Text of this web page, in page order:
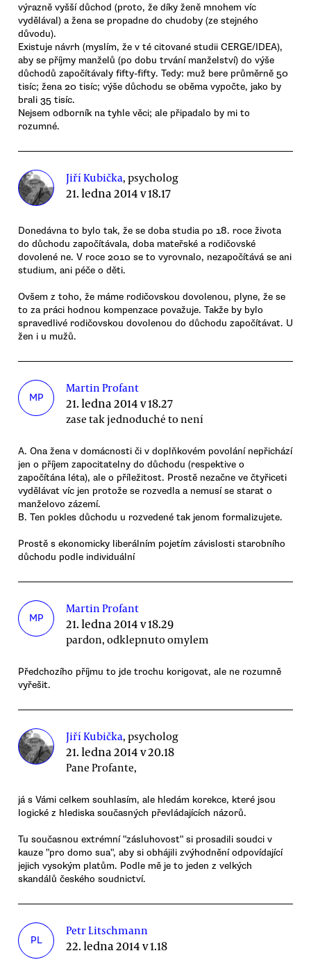
výrazně vyšší důchod (proto, že díky ženě mnohem víc
vydělával) a žena se propadne do chudoby (ze stejného
důvodu).
Existuje návrh (myslím, že v té citované studii CERGE/IDEA),
aby se příjmy manželů (po dobu trvání manželství) do výše
důchodů započítávaly fifty-fifty. Tedy: muž bere průměrně 50
tisíc; žena 20 tisíc; výše důchodu se oběma vypočte, jako by
brali 35 tisíc.
Nejsem odborník na tyhle věci; ale připadalo by mi to
rozumné.
Jiří Kubička, psycholog
21. ledna 2014 v 18.17
Donedávna to bylo tak, že se doba studia po 18. roce života
do důchodu započítávala, doba mateřské a rodičovské
dovolené ne. V roce 2010 se to vyrovnalo, nezapočítává se ani
studium, ani péče o děti.
Ovšem z toho, že máme rodičovskou dovolenou, plyne, že se
to za práci hodnou kompenzace považuje. Takže by bylo
spravedlivé rodičovskou dovolenou do důchodu započítávat. U
žen i u mužů.
MP
Martin Profant
21. ledna 2014 v 18.27
zase tak jednoduché to není
A. Ona žena v domácnosti či v doplňkovém povolání nepřichází
jen o příjem zapocitatelny do důchodu (respektive o
započítána léta), ale o příležitost. Prostě nezačne ve čtyřiceti
vydělávat víc jen protože se rozvedla a nemusí se starat o
manželovo zázemí.
B. Ten pokles důchodu u rozvedené tak jenom formalizujete.
Prostě s ekonomicky liberálním pojetím závislosti starobního
důchodu podle individuální
MP
Martin Profant
21. ledna 2014 v 18.29
pardon, odklepnuto omylem
Předchozího příjmu to jde trochu korigovat, ale ne rozumně
vyřešit.
Jiří Kubička, psycholog
21. ledna 2014 v 20.18
Pane Profante,
já s Vámi celkem souhlasím, ale hledám korekce, které jsou
logické z hlediska současných převládajících názorů.
Tu současnou extrémní "zásluhovost" si prosadili soudci v
kauze "pro domo sua", aby si obhájili zvýhodnění odpovídající
jejich vysokým platům. Podle mě je to jeden z velkých
skandálů českého soudnictví.
PL
Petr Litschmann
22. ledna 2014 v 1.18